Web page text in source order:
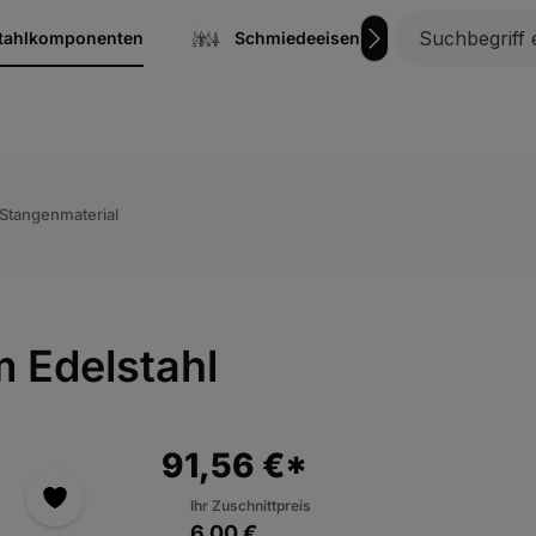
Schmiedeeisen
Edelstahl
91,56 €*
Ihr Zuschnittpreis